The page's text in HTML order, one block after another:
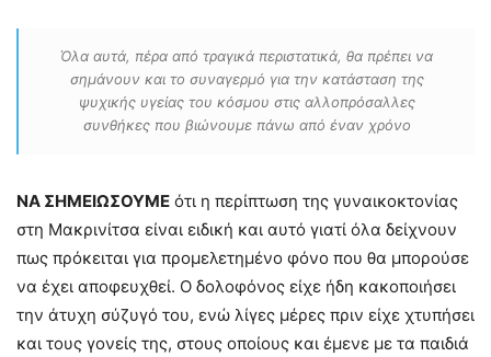
Όλα αυτά, πέρα από τραγικά περιστατικά, θα πρέπει να
σημάνουν και το συναγερμό για την κατάσταση της
ψυχικής υγείας του κόσμου στις αλλοπρόσαλλες
συνθήκες που βιώνουμε πάνω από έναν χρόνο
ΝΑ ΣΗΜΕΙΩΣΟΥΜΕ ότι η περίπτωση της γυναικοκτονίας
στη Μακρινίτσα είναι ειδική και αυτό γιατί όλα δείχνουν
πως πρόκειται για προμελετημένο φόνο που θα μπορούσε
να έχει αποφευχθεί. Ο δολοφόνος είχε ήδη κακοποιήσει
την άτυχη σύζυγό του, ενώ λίγες μέρες πριν είχε χτυπήσει
και τους γονείς της, στους οποίους και έμενε με τα παιδιά